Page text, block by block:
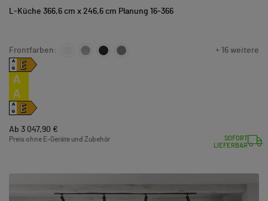
L-Küche 366,6 cm x 246,6 cm Planung 16-366
Frontfarben: + 16 weitere
A
↑
G
E
A
A
A
↑
G E
Ab 3 047,90 €
Preis ohne E-Geräte und Zubehör
SOFORT
LIEFERBAR